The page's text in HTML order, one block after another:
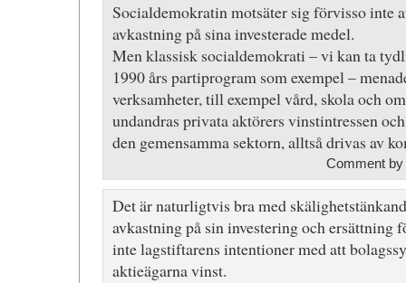
Socialdemokratin motsäter sig förvisso inte
avkastning på sina investerade medel.
Men klassisk socialdemokrati – vi kan ta
1990 års partiprogram som exempel –
verksamheter, till exempel vård, skola och
undandras privata aktörers vinstintressen
den gemensamma sektorn, alltså drivas av
Comment by
Det är naturligtvis bra med
avkastning på sin investering och ersättning
inte lagstiftarens intentioner med att
aktieägarna vinst.